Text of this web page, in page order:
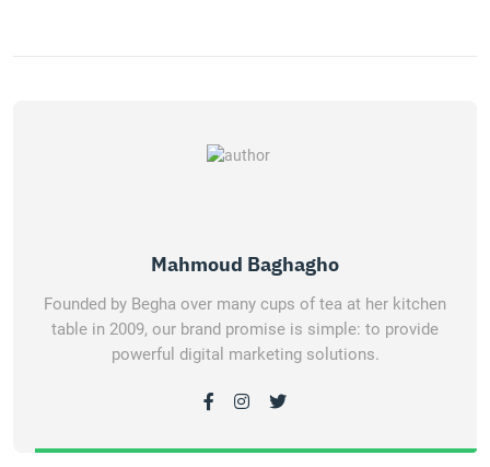
Mahmoud Baghagho
Founded by Begha over many cups of tea at her kitchen
table in 2009, our brand promise is simple: to provide
powerful digital marketing solutions.